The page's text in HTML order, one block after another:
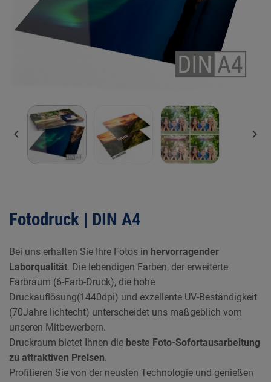
 
Fotodruck | DIN A4
Bei uns erhalten Sie Ihre Fotos in hervorragender
Laborqualität. Die lebendigen Farben, der erweiterte
Farbraum (6-Farb-Druck), die hohe
Druckauflösung(1440dpi) und exzellente UV-Beständigkeit
(70Jahre lichtecht) unterscheidet uns maßgeblich vom
unseren Mitbewerbern.
Druckraum bietet Ihnen die beste Foto-Sofortausarbeitung
zu attraktiven Preisen.
Profitieren Sie von der neusten Technologie und genießen